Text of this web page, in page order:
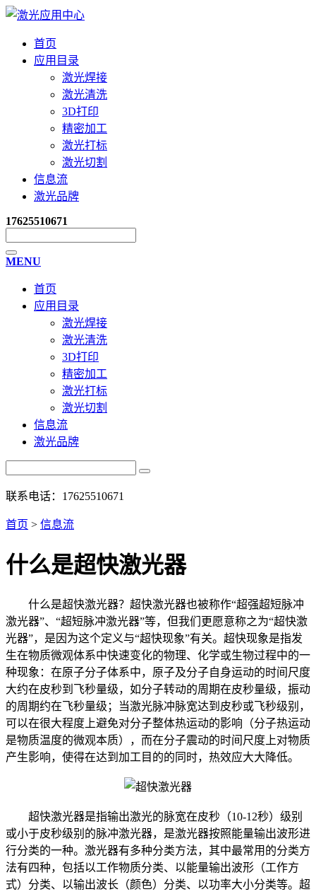
首页
应用目录
激光焊接
激光清洗
3D打印
精密加工
激光打标
激光切割
信息流
激光品牌
17625510671
MENU
首页
应用目录
激光焊接
激光清洗
3D打印
精密加工
激光打标
激光切割
信息流
激光品牌
联系电话：17625510671
首页 > 信息流
什么是超快激光器
什么是超快激光器？超快激光器也被称作“超强超短脉冲
激光器”、“超短脉冲激光器”等，但我们更愿意称之为“超快激
光器”，是因为这个定义与“超快现象”有关。超快现象是指发
生在物质微观体系中快速变化的物理、化学或生物过程中的一
种现象：在原子分子体系中，原子及分子自身运动的时间尺度
大约在皮秒到飞秒量级，如分子转动的周期在皮秒量级，振动
的周期约在飞秒量级；当激光脉冲脉宽达到皮秒或飞秒级别，
可以在很大程度上避免对分子整体热运动的影响（分子热运动
是物质温度的微观本质），而在分子震动的时间尺度上对物质
产生影响，使得在达到加工目的的同时，热效应大大降低。
超快激光器是指输出激光的脉宽在皮秒（10-12秒）级别
或小于皮秒级别的脉冲激光器，是激光器按照能量输出波形进
行分类的一种。激光器有多种分类方法，其中最常用的分类方
法有四种，包括以工作物质分类、以能量输出波形（工作方
式）分类、以输出波长（颜色）分类、以功率大小分类等。超